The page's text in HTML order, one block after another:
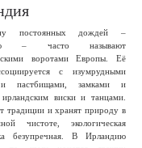
постоянных дождей –
– часто называют
воротами Европы. Её
с изумрудными
пастбищами, замками и
виски и танцами.
традиции и хранят природу в
чистоте, экологическая
безупречная. В Ирландию